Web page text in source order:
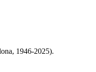
1946-2025).